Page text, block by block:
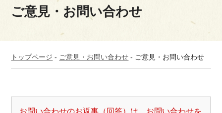
ご意見・お問い合わせ
トップページ - ご意見・お問い合わせ - ご意見・お問い合わせ
お問い合わせのお返事（回答）は、お問い合わせを